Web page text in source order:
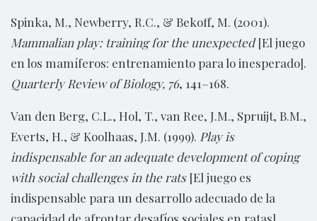
Spinka, M., Newberry, R.C., & Bekoff, M. (2001).
Mammalian play: training for the unexpected[El juego
en los mamíferos: entrenamiento para lo inesperado].
Quarterly Review of Biology, 76, 141–168.
Van den Berg, C.L., Hol, T., van Ree, J.M., Spruijt, B.M.,
Everts, H., & Koolhaas, J.M. (1999). Play is
indispensable for an adequate development of coping
with social challenges in the rats[El juego es
indispensable para un desarrollo adecuado de la
capacidad de afrontar desafíos sociales en ratas].